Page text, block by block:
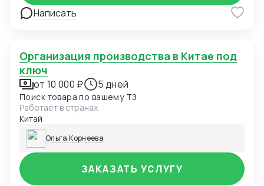
Написать
Организация производства в Китае под
ключ
от 10 000 ₽ 5 дней
Поиск товара по вашему ТЗ
Работает в странах
Китай
Ольга Корнеева
ЗАКАЗАТЬ УСЛУГУ